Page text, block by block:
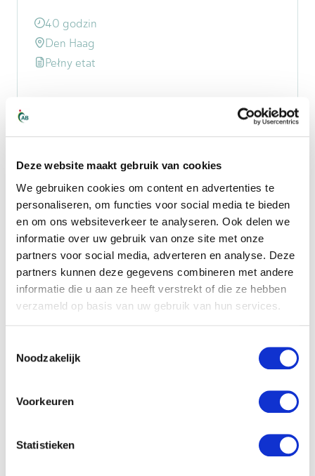
Deze website maakt gebruik van cookies
We gebruiken cookies om content en advertenties te
personaliseren, om functies voor social media te bieden
en om ons websiteverkeer te analyseren. Ook delen we
informatie over uw gebruik van onze site met onze
partners voor social media, adverteren en analyse. Deze
partners kunnen deze gegevens combineren met andere
informatie die u aan ze heeft verstrekt of die ze hebben
verzameld op basis van uw gebruik van hun services.
Noodzakelijk
Voorkeuren
Statistieken
40 godzin
Den Haag
Pełny etat
za godzinę
Inny
Praca przy zbiorach
jabłek i gruszek w
Leerbroek – rozpocznij
od zaraz
Pełny etat